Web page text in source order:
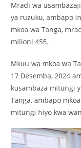
Mradi wa
ya ruzuku, ambapo
mkoa wa Tanga,
milioni 455.
Mkuu wa mkoa wa
17 Desemba, 2024
kusambaza mitungi
Tanga, ambapo
mitungi hiyo kwa